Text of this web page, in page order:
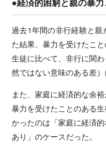
●経済的困窮と親の暴
過去1年間の非行経験と
た結果、暴力を受けたこ
生徒に比べて、非行に関
然ではない意味のある差）
また、家庭に経済的な余
暴力を受けたことのある
かったのは「家庭に経済
あり」のケースだった。